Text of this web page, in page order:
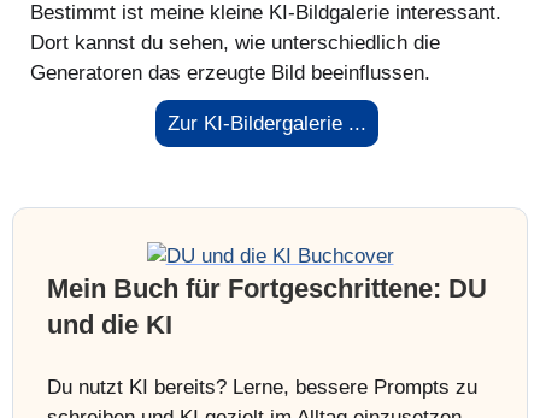
Bestimmt ist meine kleine KI-Bildgalerie interessant.
Dort kannst du sehen, wie unterschiedlich die
Generatoren das erzeugte Bild beeinflussen.
Zur KI-Bildergalerie ...
Mein Buch für Fortgeschrittene: DU
und die KI
Du nutzt KI bereits? Lerne, bessere Prompts zu